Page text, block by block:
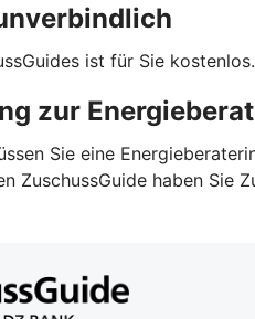
ist für Sie
zur
Sie eine
ZuschussGuide haben